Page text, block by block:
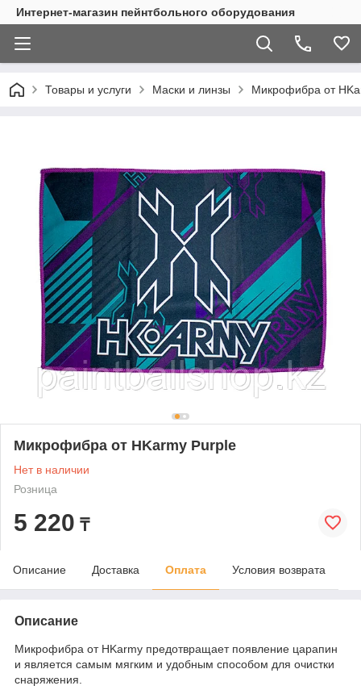
Интернет-магазин пейнтбольного оборудования
Товары и услуги Маски и линзы Микрофибра от
Микрофибра от HKarmy Purple
Нет в наличии
Розница
5 220 ₸
Описание Доставка Оплата Условия возврата
Описание
Микрофибра от HKarmy предотвращает появление царапин
и является самым мягким и удобным способом для очистки
снаряжения.